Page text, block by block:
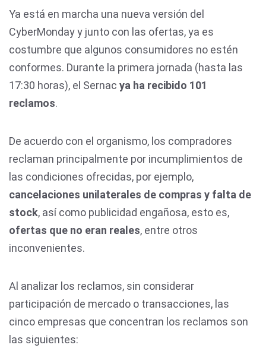
Ya está en marcha una nueva versión del
CyberMonday y junto con las ofertas, ya es
costumbre que algunos consumidores no estén
conformes. Durante la primera jornada (hasta las
17:30 horas), el Sernac ya ha recibido 101
reclamos.
De acuerdo con el organismo, los compradores
reclaman principalmente por incumplimientos de
las condiciones ofrecidas, por ejemplo,
cancelaciones unilaterales de compras y falta de
stock, así como publicidad engañosa, esto es,
ofertas que no eran reales, entre otros
inconvenientes.
Al analizar los reclamos, sin considerar
participación de mercado o transacciones, las
cinco empresas que concentran los reclamos son
las siguientes: